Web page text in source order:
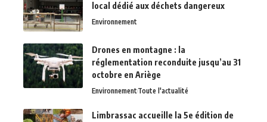
local dédié aux déchets dangereux
Environnement
Drones en montagne : la
réglementation reconduite jusqu’au 31
octobre en Ariège
EnvironnementToute l'actualité
Limbrassac accueille la 5e édition de